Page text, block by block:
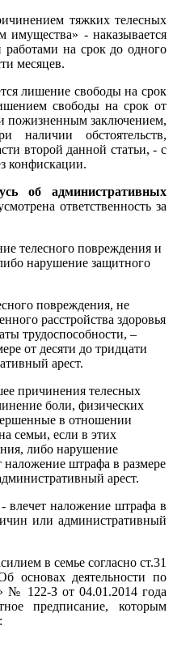
тяжких телесных
- наказывается
на срок до одного
месяцев.
лишение свободы на срок
свободы на срок от
пожизненным заключением,
обстоятельств,
второй данной статьи, - с
конфискации.
об административных
ответственность за
телесного повреждения и
нарушение защитного
повреждения, не
расстройства здоровья
трудоспособности, –
от десяти до тридцати
арест.
причинения телесных
боли, физических
в отношении
семьи, если в этих
либо нарушение
наложение штрафа в размере
арест.
влечет наложение штрафа в
или административный
в семье согласно ст.31
основах деятельности по
№ 122-З от 04.01.2014 года
предписание, которым